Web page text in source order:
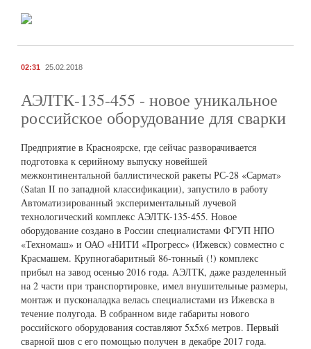
02:31 25.02.2018
АЭЛТК-135-455 - новое уникальное
российское оборудование для сварки
Предприятие в Красноярске, где сейчас разворачивается
подготовка к серийному выпуску новейшей
межконтинентальной баллистической ракеты РС-28 «Сармат»
(Satan II по западной классификации), запустило в работу
Автоматизированный экспериментальный лучевой
технологический комплекс АЭЛТК-135-455. Новое
оборудование создано в России специалистами ФГУП НПО
«Техномаш» и ОАО «НИТИ «Прогресс» (Ижевск) совместно с
Красмашем. Крупногабаритный 86-тонный (!) комплекс
прибыл на завод осенью 2016 года. АЭЛТК, даже разделенный
на 2 части при транспортировке, имел внушительные размеры,
монтаж и пусконаладка велась специалистами из Ижевска в
течение полугода. В собранном виде габариты нового
российского оборудования составляют 5х5х6 метров. Первый
сварной шов с его помощью получен в декабре 2017 года.